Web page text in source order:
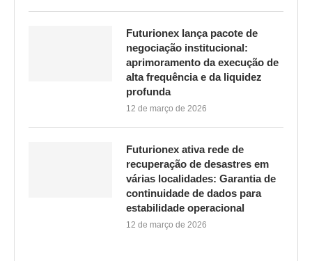
Futurionex lança pacote de
negociação institucional:
aprimoramento da execução de
alta frequência e da liquidez
profunda
12 de março de 2026
Futurionex ativa rede de
recuperação de desastres em
várias localidades: Garantia de
continuidade de dados para
estabilidade operacional
12 de março de 2026